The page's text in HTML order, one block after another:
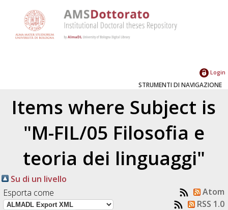
Login
STRUMENTI DI NAVIGAZIONE
Items where Subject is
"M-FIL/05 Filosofia e
teoria dei linguaggi"
Su di un livello
Esporta come
Atom
RSS 1.0